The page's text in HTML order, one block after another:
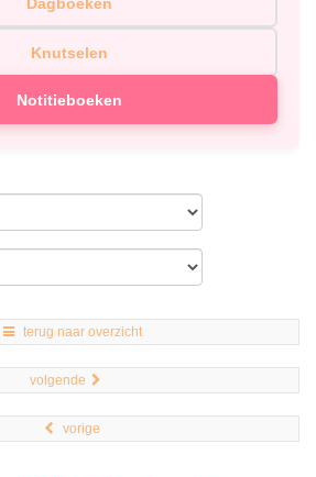
Knutselen
Notitieboeken
terug naar overzicht
volgende
vorige